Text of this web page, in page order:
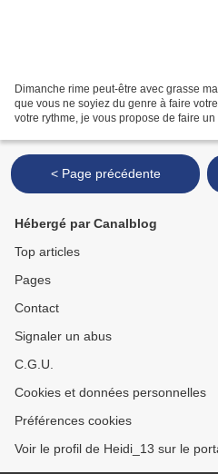
Dimanche rime peut-être avec grasse
que vous ne soyiez du genre à faire
votre rythme, je vous propose de faire
< Page précédente
Hébergé par Canalblog
Top articles
Pages
Contact
Signaler un abus
C.G.U.
Cookies et données personnelles
Préférences cookies
Voir le profil de Heidi_13 sur le